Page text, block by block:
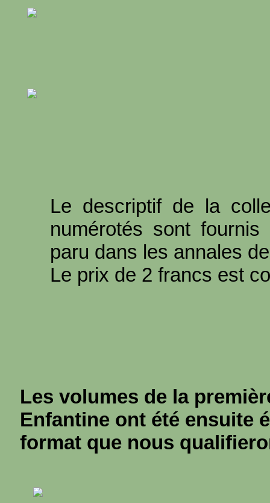
Le descriptif de la
numérotés sont
paru dans les annales
Le prix de 2 francs est
Les volumes de la
Enfantine ont été ensuite
format que nous